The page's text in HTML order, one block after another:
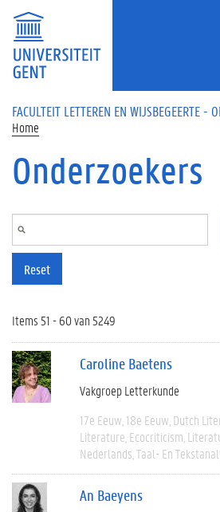
Overslaan en naar de inhoud gaan
FACULTEIT LETTEREN EN WIJSBEGEERTE -
Home
Onderzoekers
Reset
Items 51 - 60 van 5249
Caroline Baetens
Vakgroep Letterkunde
17e Eeuw 18e Eeuw Dutch
Literature Ecocriticism
Nederlands Taal- En
An Baeyens